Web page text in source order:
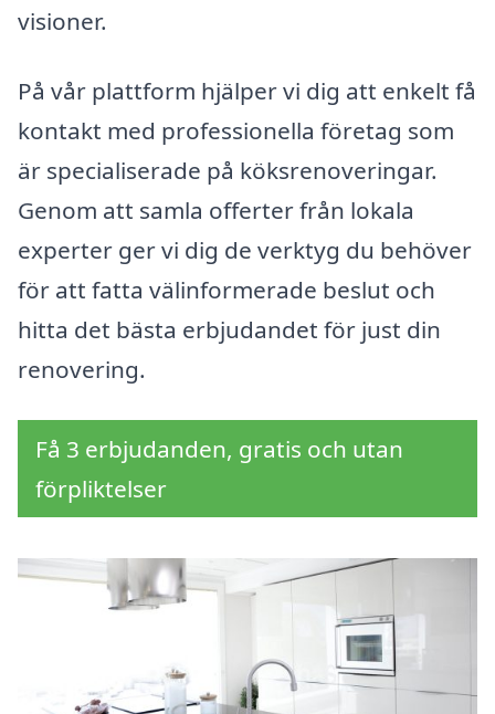
visioner.
På vår plattform hjälper vi dig att enkelt få
kontakt med professionella företag som
är specialiserade på köksrenoveringar.
Genom att samla offerter från lokala
experter ger vi dig de verktyg du behöver
för att fatta välinformerade beslut och
hitta det bästa erbjudandet för just din
renovering.
Få 3 erbjudanden, gratis och utan
förpliktelser